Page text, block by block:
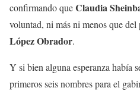
confirmando queClaudia
voluntad, ni más ni menos que del
López Obrador.
Y si bien alguna esperanza había
primeros seis nombres para el